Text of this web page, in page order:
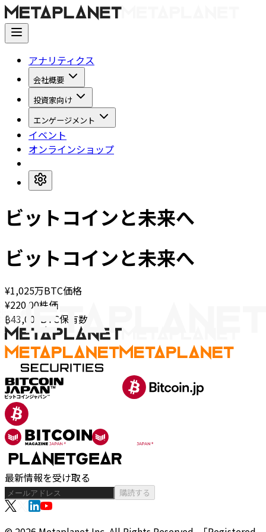
アナリティクス
会社概要
投資家向け
エンゲージメント
イベント
オンラインショップ
ビットコインと未来へ
ビットコインと未来へ
¥1,025万BTC価格
¥220.00株価
₿43,000 BTC保有数
最新情報を受け取る
購読する